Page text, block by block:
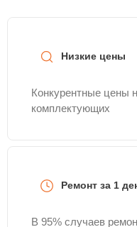
Низкие цены
Конкурентные цены
комплектующих
Ремонт за 1
В 95% случаев